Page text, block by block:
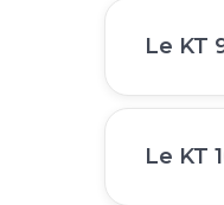
Le KT
Le KT